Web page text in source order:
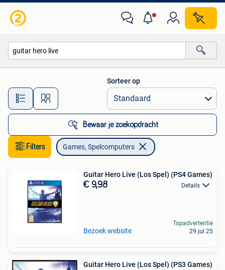
Alle afstanden…
Sorteer op
Bewaar je zoekopdracht
Filters Games, Spelcomputers
Guitar Hero Live (Los Spel) (PS4 Games)
€ 9,98 Details
Bezoek website
Topadvertentie
29 jul 25
Guitar Hero Live (Los Spel) (PS3 Games)